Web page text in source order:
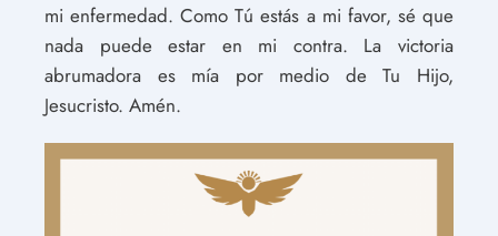
mi enfermedad. Como Tú estás a mi favor, sé que
nada puede estar en mi contra. La victoria
abrumadora es mía por medio de Tu Hijo,
Jesucristo. Amén.